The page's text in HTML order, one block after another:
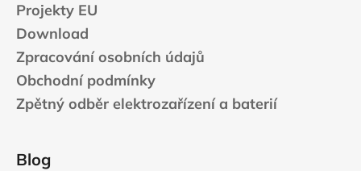
Projekty EU
Download
Zpracování osobních údajů
Obchodní podmínky
Zpětný odběr elektrozařízení a baterií
Blog